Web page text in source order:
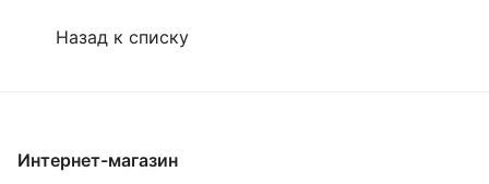
Назад к списку
Интернет-магазин